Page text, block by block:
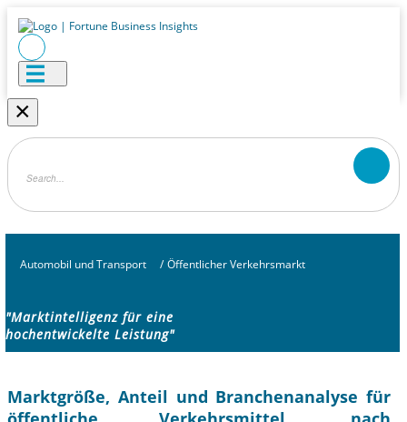
×
Automobil und Transport / Öffentlicher Verkehrsmarkt
"Marktintelligenz für eine
hochentwickelte Leistung"
Marktgröße, Anteil und Branchenanalyse für